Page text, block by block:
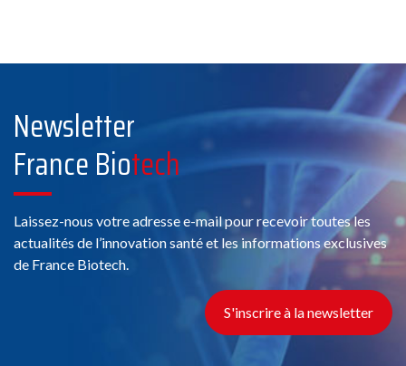
Newsletter
France Biotech
Laissez-nous votre adresse e-mail pour recevoir toutes les
actualités de l’innovation santé et les informations exclusives
de France Biotech.
S'inscrire à la newsletter